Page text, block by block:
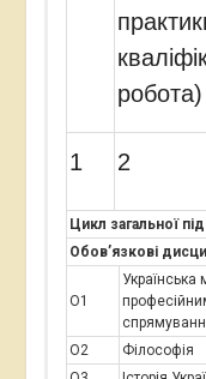
робота)
1 2
Цикл загальної
Обов’язкові
О1
Українська
О2 Філософія